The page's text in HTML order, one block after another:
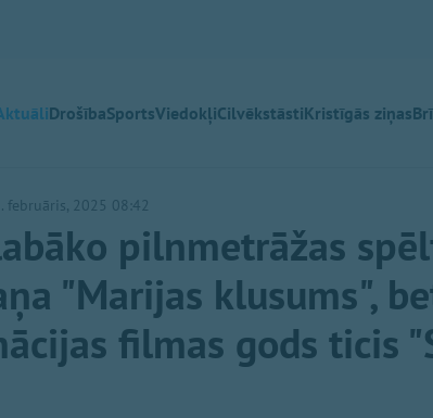
DrošībaSportsViedokļiCilvēkstāstiKristīgās ziņas
februāris, 2025 08:42
pilnmetrāžas
"Marijas klusums",
filmas gods ticis